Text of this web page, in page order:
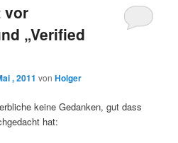
vor
„Verified
, 2011 vonHolger
keine Gedanken, gut dass
hat: